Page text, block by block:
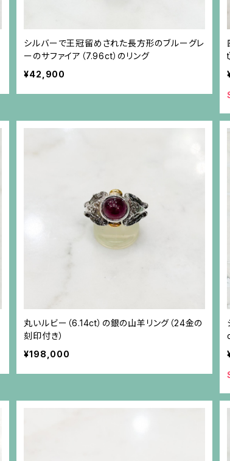
シルバーで王冠留めされた長方形のブルーグレ
ーのサファイア（7.96ct）のリング
¥42,900
丸いルビー（6.14ct）の銀の山羊リング（24金の
刻印付き）
¥198,000